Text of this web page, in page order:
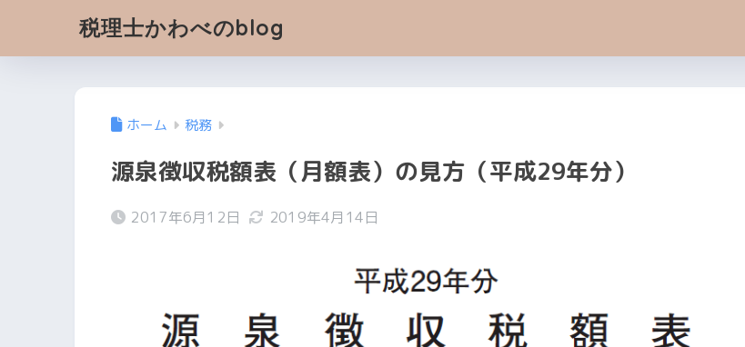
税理士かわべのblog
ホーム 税務
源泉徴収税額表（月額表）の見方（平成29年分）
2017年6月12日 2019年4月14日